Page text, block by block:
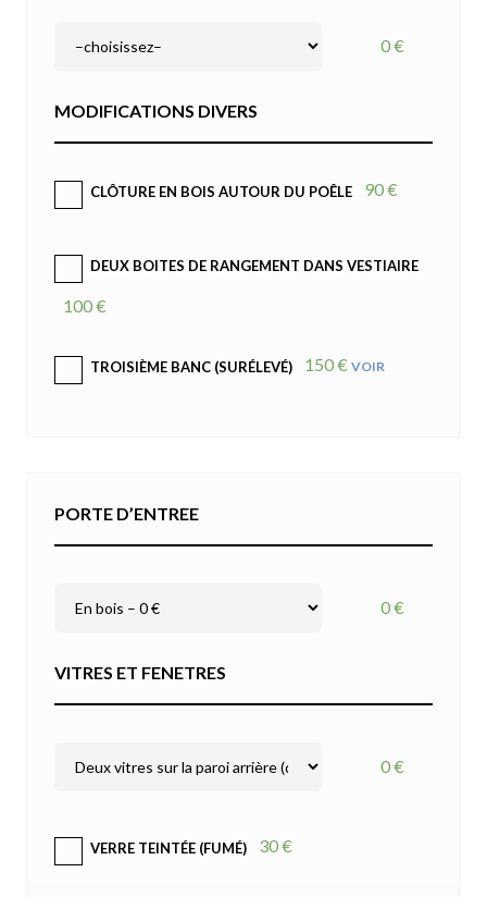
0 €
MODIFICATIONS DIVERS
CLÔTURE EN BOIS AUTOUR DU POÊLE 90 €
DEUX BOITES DE RANGEMENT DANS VESTIAIRE
100 €
TROISIÈME BANC (SURÉLEVÉ) 150 € VOIR
PORTE D’ENTREE
0 €
VITRES ET FENETRES
0 €
VERRE TEINTÉE (FUMÉ) 30 €